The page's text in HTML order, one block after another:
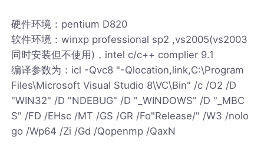
硬件环境：pentium D820
软件环境：winxp professional sp2 ,vs2005(vs2003
同时安装但不使用)，intel c/c++ complier 9.1
编译参数为：icl -Qvc8 "-Qlocation,link,C:\Program
Files\Microsoft Visual Studio 8\VC\Bin" /c /O2 /D
"WIN32" /D "NDEBUG" /D "_WINDOWS" /D "_MBC
S" /FD /EHsc /MT /GS /GR /Fo"Release/" /W3 /nolo
go /Wp64 /Zi /Gd /Qopenmp /QaxN